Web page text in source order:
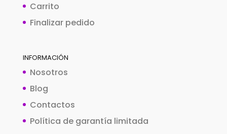
Carrito
Finalizar pedido
INFORMACIÓN
Nosotros
Blog
Contactos
Política de garantía limitada